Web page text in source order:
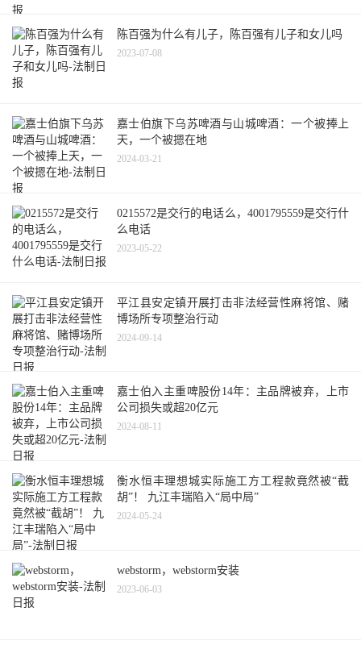
陈百强为什么有儿子，陈百强有儿子和女儿吗
2023-07-08
嘉士伯旗下乌苏啤酒与山城啤酒：一个被捧上
天，一个被摁在地
2024-03-21
0215572是交行的电话么，4001795559是交行什
么电话
2023-05-22
平江县安定镇开展打击非法经营性麻将馆、赌
博场所专项整治行动
2024-09-14
嘉士伯入主重啤股份14年：主品牌被弃，上市
公司损失或超20亿元
2024-08-11
衡水恒丰理想城实际施工方工程款竟然被“截
胡”！ 九江丰瑞陷入“局中局”
2024-05-24
webstorm，webstorm安装
2023-06-03